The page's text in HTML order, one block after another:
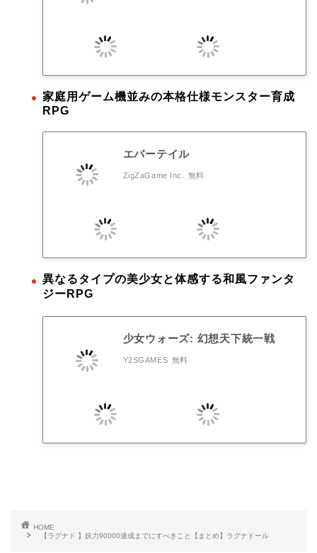
家庭用ゲーム機並みの本格仕様モンスター育成
RPG
エバーテイル
ZigZaGame Inc. 無料
異なるタイプの美少女と体感する和風ファンタ
ジーRPG
少女ウォーズ: 幻想天下統一戦
Y2SGAMES 無料
HOME
【ラグナド 】妖力90000達成までにすべきこと【まとめ】ラグナドール